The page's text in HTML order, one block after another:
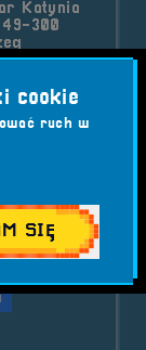
Katynia
49-300
skład.
cookie
ruch w
SIĘ